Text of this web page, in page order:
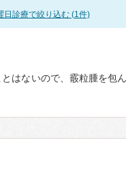
日診療で絞り込む (1件)
はないので、霰粒腫を包